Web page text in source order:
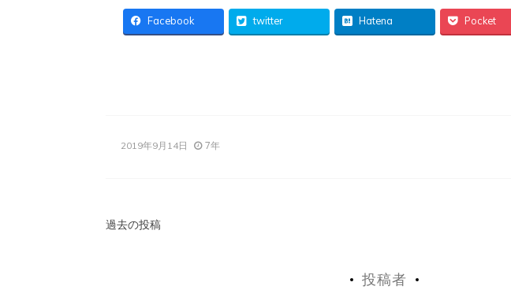
Facebook twitter Hatena Pocket
2019年9月14日 7年
投
過去の投稿
投稿者